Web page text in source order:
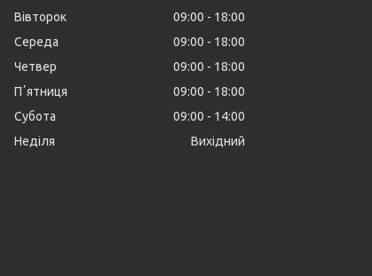
Вівторок
09:00
18:00
Середа
09:00
18:00
Четвер
09:00
18:00
Пʼятниця
09:00
18:00
Субота
09:00
14:00
Неділя
Вихідний